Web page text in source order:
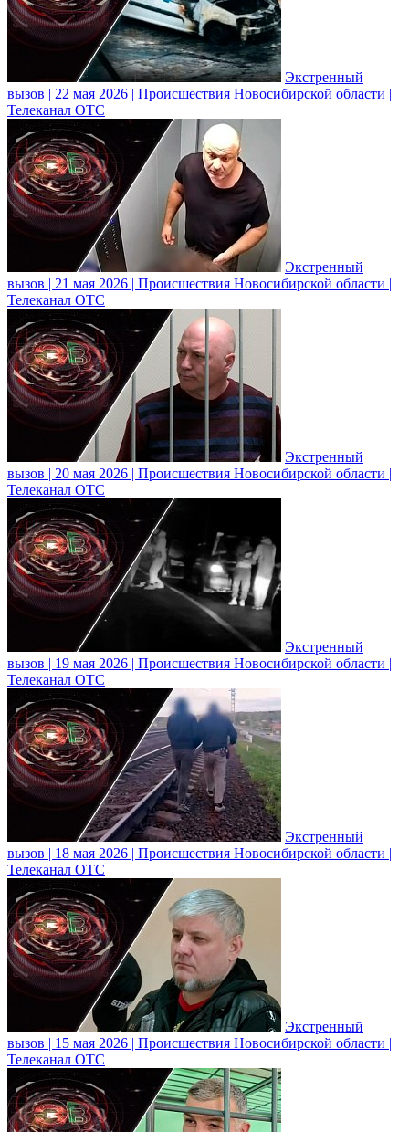
Экстренный
вызов | 22 мая 2026 | Происшествия Новосибирской области |
Телеканал ОТС
Экстренный
вызов | 21 мая 2026 | Происшествия Новосибирской области |
Телеканал ОТС
Экстренный
вызов | 20 мая 2026 | Происшествия Новосибирской области |
Телеканал ОТС
Экстренный
вызов | 19 мая 2026 | Происшествия Новосибирской области |
Телеканал ОТС
Экстренный
вызов | 18 мая 2026 | Происшествия Новосибирской области |
Телеканал ОТС
Экстренный
вызов | 15 мая 2026 | Происшествия Новосибирской области |
Телеканал ОТС